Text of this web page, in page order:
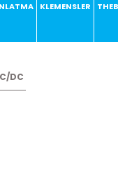
KLEMENSLER
DC